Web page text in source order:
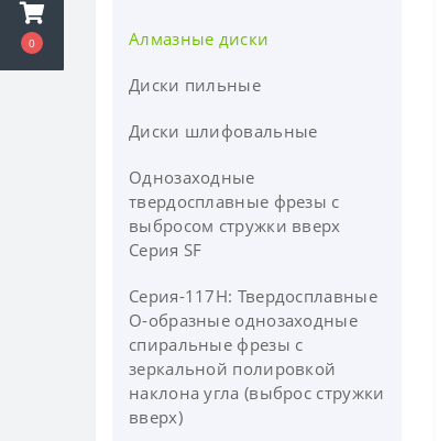
0 Алмазные диски
Диски пильные
Диски шлифовальные
Однозаходные
твердосплавные фрезы с
выбросом стружки вверх
Серия SF
Серия-117H: Твердосплавные
О-образные однозаходные
спиральные фрезы c
зеркальной полировкой
наклона угла (выброс стружки
вверх)